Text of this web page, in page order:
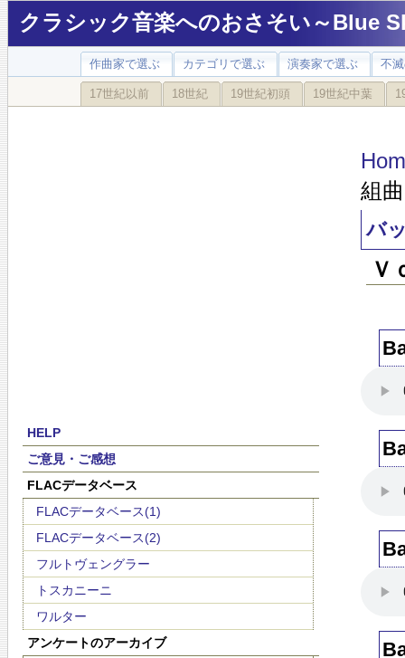
クラシック音楽へのおさそい～Blue
作曲家で選ぶ カテゴリで選ぶ 演奏家で選ぶ 不
17世紀以前 18世紀 19世紀初頭 19世紀中葉
HELP
ご意見・ご感想
FLACデータベース
FLACデータベース(1)
FLACデータベース(2)
フルトヴェングラー
トスカニーニ
ワルター
アンケートのアーカイブ
組
バ
Ｖ